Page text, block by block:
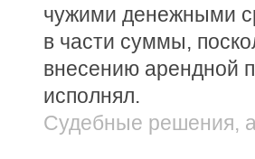
чужими денежными
в части суммы,
внесению арендной
исполнял.
Судебные решения,